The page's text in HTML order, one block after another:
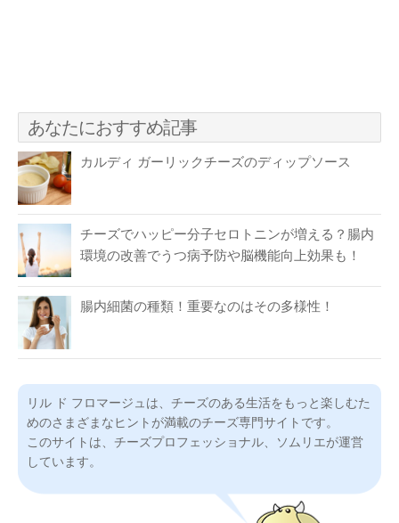
あなたにおすすめ記事
カルディ ガーリックチーズのディップソース
チーズでハッピー分子セロトニンが増える？腸内
環境の改善でうつ病予防や脳機能向上効果も！
腸内細菌の種類！重要なのはその多様性！
リル ド フロマージュは、チーズのある生活をもっと楽しむた
めのさまざまなヒントが満載のチーズ専門サイトです。
このサイトは、チーズプロフェッショナル、ソムリエが運営
しています。